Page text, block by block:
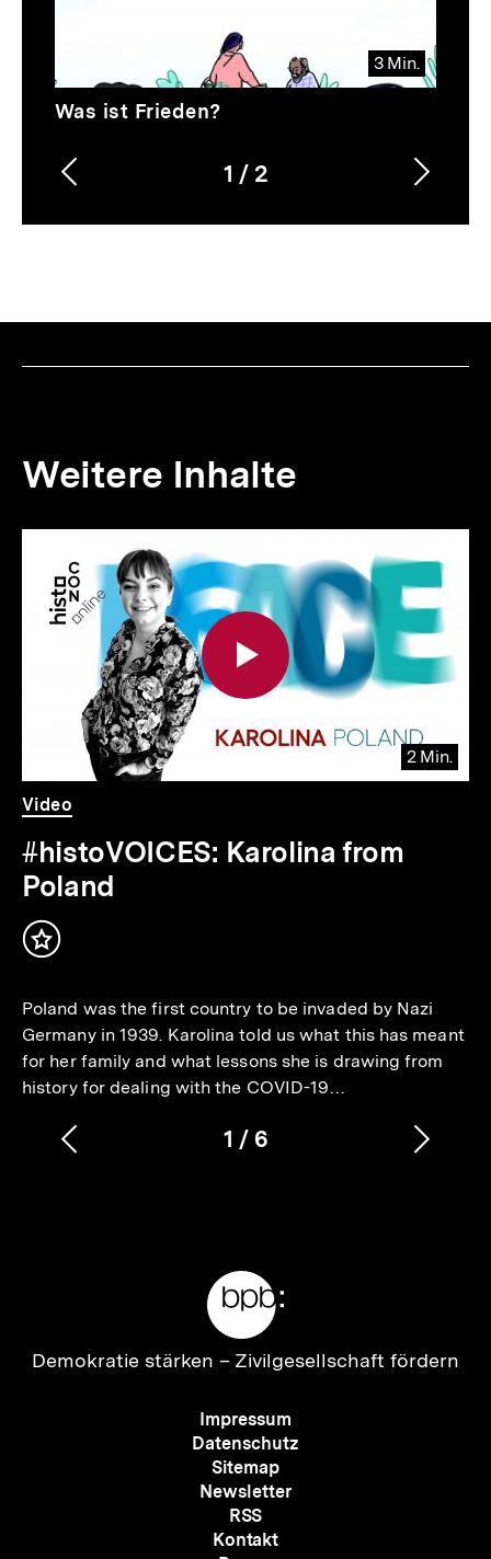
3 Min.
Video
Dauer
Min.
Was ist Frieden?
Karussellinhalt
1
von
/ 2
Vorherigen
Inhalt
Inhalt
Weitere Inhalte
weitere
Inhalte
überspringen
2 Min.
Video
Dauer
2
Min.
Video
#histoVOICES: Karolina from
Poland
Inhalt
Poland was the first country to be invaded by Nazi
Germany in 1939. Karolina told us what this has meant
for her family and what lessons she is drawing from
history for dealing with the COVID-19…
Karussellinhalt
1
von
/ 6
Vorherigen
Zur
Demokratie stärken – Zivilgesellschaft fördern
Meta-
Navigation
Impressum
Datenschutz
Sitemap
Newsletter
RSS
Kontakt